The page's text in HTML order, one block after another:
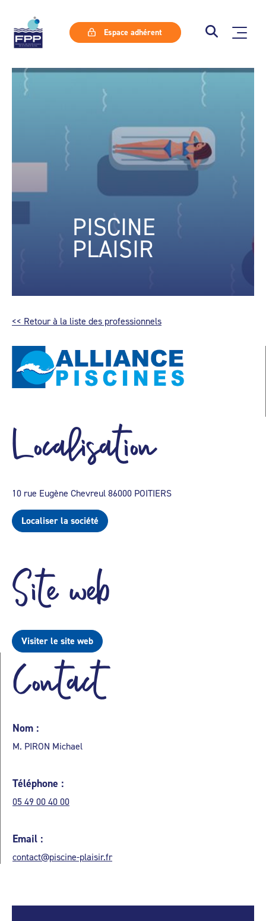
Espace adhérent
PISCINE
PLAISIR
<< Retour à la liste des professionnels
Localisation
10 rue Eugène Chevreul 86000 POITIERS
Localiser la société
Site web
Visiter le site web
Contact
Nom :
M. PIRON Michael
Téléphone :
05 49 00 40 00
Email :
contact@piscine-plaisir.fr